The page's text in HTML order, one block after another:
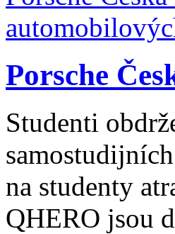
Porsche
Studenti
na studenty
QHERO jsou